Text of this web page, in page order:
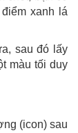
xanh lá
sau đó lấy
màu tối duy
(icon) sau